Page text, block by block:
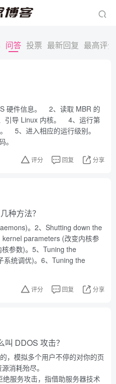
问答 投票 最新回复 最高评分
硬件信息。 2、读取 MBR 的
引导 Linux 内核。 4、运行第
5、进入相应的运行级别。
。
评分 回复 分享
种方法？
。2、Shutting down the
parameters (改变内核参
参数)。5、Tuning the
系统调优)。6、Tuning the
评分 回复 分享
DDOS 攻击？
，模拟多个用户不停的对你的页
消耗殆尽。
服务攻击，指借助服务器技术